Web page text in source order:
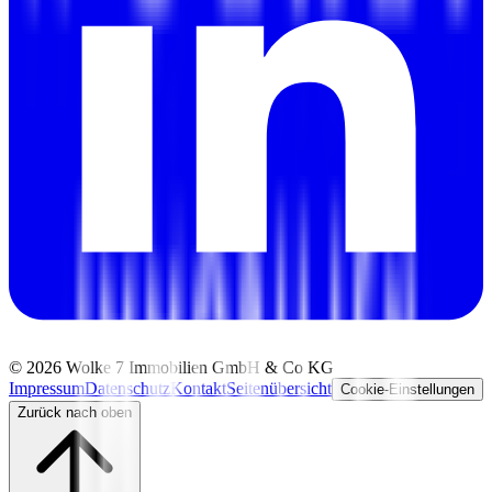
© 2026 Wolke 7 Immobilien GmbH & Co KG
ImpressumDatenschutzKontaktSeitenübersicht Cookie-Einstellungen
Zurück nach oben